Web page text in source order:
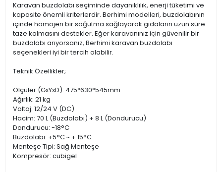
Karavan buzdolabı seçiminde dayanıklılık, enerji tüketimi ve
kapasite önemli kriterlerdir. Berhimi modelleri, buzdolabının
içinde homojen bir soğutma sağlayarak gıdaların uzun süre
taze kalmasını destekler. Eğer karavanınız için güvenilir bir
buzdolabı arıyorsanız, Berhimi karavan buzdolabı
seçenekleri iyi bir tercih olabilir.
Teknik Özellikler;
Ölçüler (GxYxD): 475*630*545mm
Ağırlık: 21 kg
Voltaj: 12/24 V (DC)
Hacim: 70 L (Buzdolabı) + 8 L (Dondurucu)
Dondurucu: -18°C
Buzdolabı: +5°C ~ + 15°C
Menteşe Tipi: Sağ Menteşe
Kompresör: cubigel